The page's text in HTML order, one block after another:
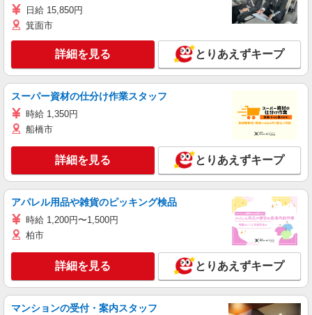
日給 15,850円
箕面市
詳細を見る とりあえずキープ
スーパー資材の仕分け作業スタッフ
時給 1,350円
船橋市
詳細を見る とりあえずキープ
アパレル用品や雑貨のピッキング検品
時給 1,200円〜1,500円
柏市
詳細を見る とりあえずキープ
マンションの受付・案内スタッフ